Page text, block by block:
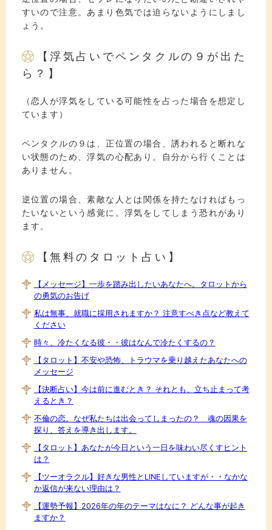
すいので注意。あまり色気では迫らないようにしまし
ょう。
【浮気占いでペンタクルの９が出た
ら？】
（恋人が浮気をしている可能性を占った場合を想定し
ています）
ペンタクルの９は、正位置の場合、誘われると断れな
い状態のため、浮気の心配あり。自分から行くことは
ありません。
逆位置の場合、素敵な人とは関係を持たなければもっ
たいないという感覚に。浮気をしてしまう恐れがあり
ます。
【無料のタロット占い】
【メッセージ】一歩を踏み出したいあなたへ。タロットから
の勇気のお告げ
私は無事、就職に採用されますか？ 注意すべき点など教えて
ください
時々、冷たくなる彼・・彼はなんで冷たくするの？
【タロット】不安や恐怖、トラウマを乗り越えたあなたへの
メッセージ
【決断占い】今は前に進むとき？ それとも、立ち止まって考
えるとき？
不倫の恋。なぜ私たちは出会ってしまったの？ 魂の因果を
探り、答えを導き出します。
【タロット】あなたが今日という一日を味わい尽くすヒント
は？
【ツーオラクル】好きな男性とLINEしていますが・・なかな
か返信が来ない理由は？
【運勢予報】2026年の年のテーマはなに？ どんな事が起き
ますか？